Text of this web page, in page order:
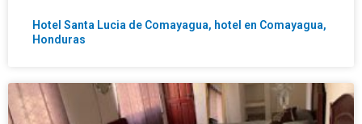
Hotel Santa Lucia de Comayagua, hotel en Comayagua,
Honduras